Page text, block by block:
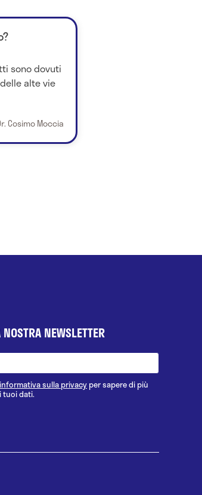
sono dovuti
alte vie
Cosimo Moccia
NEWSLETTER
informativa sulla privacy per sapere di più
tuoi dati.